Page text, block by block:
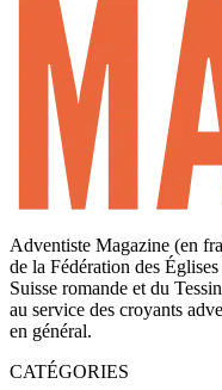
Adventiste Magazine (en
de la Fédération des
Suisse romande et du
au service des croyants
en général.
CATÉGORIES